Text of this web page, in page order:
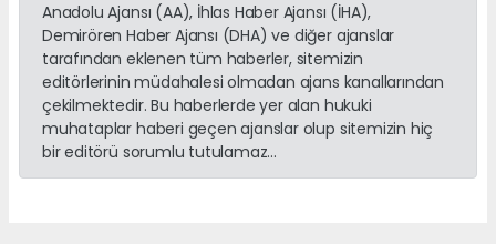
Anadolu Ajansı (AA), İhlas Haber Ajansı (İHA),
Demirören Haber Ajansı (DHA) ve diğer ajanslar
tarafından eklenen tüm haberler, sitemizin
editörlerinin müdahalesi olmadan ajans kanallarından
çekilmektedir. Bu haberlerde yer alan hukuki
muhataplar haberi geçen ajanslar olup sitemizin hiç
bir editörü sorumlu tutulamaz...